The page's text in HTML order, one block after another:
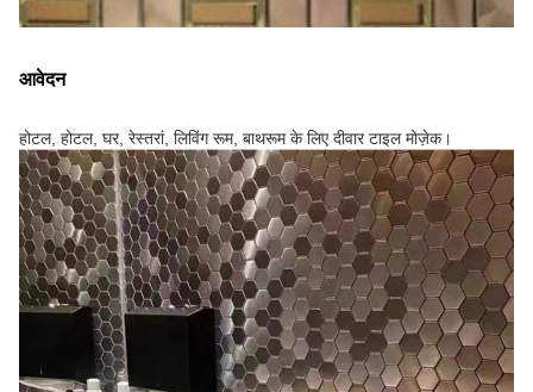
आवेदन
होटल, होटल, घर, रेस्तरां, लिविंग रूम, बाथरूम के लिए दीवार टाइल मोज़ेक।